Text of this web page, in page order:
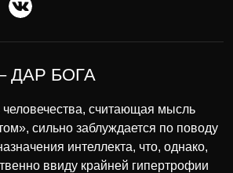
ДАР БОГА
человечества, считающая мысль
сильно заблуждается по поводу
интеллекта, что, однако,
ввиду крайней гипертрофии